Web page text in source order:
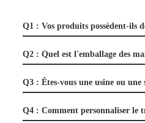
Q1 : Vos produits possèdent-ils
Q2 : Quel est l'emballage des
Q3 : Êtes-vous une usine ou une
Q4 : Comment personnaliser le